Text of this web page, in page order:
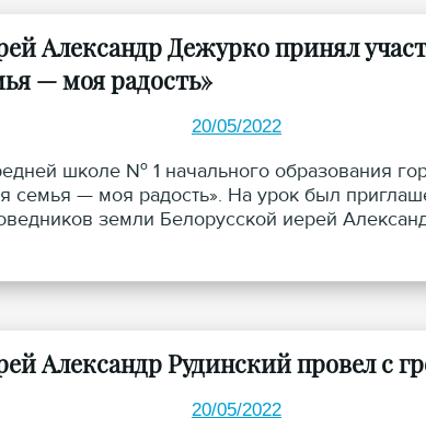
Александр Дежурко принял
— моя радость»
20/05/2022
школе № 1 начального образования
семья — моя радость». На урок был
земли Белорусской иерей
Александр Рудинский провел с
20/05/2022